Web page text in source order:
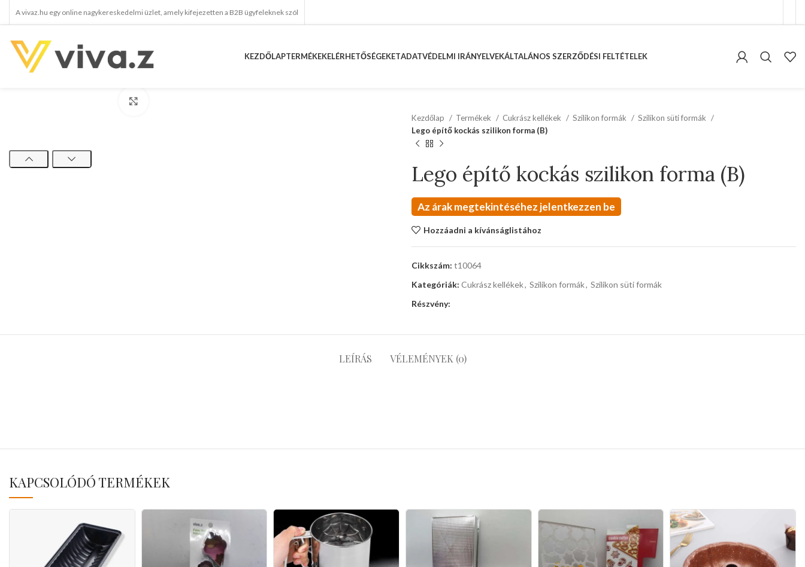
A vivaz.hu egy online nagykereskedelmi üzlet, amely kifejezetten a B2B ügyfeleknek szól
KEZDŐLAPTERMÉKEKELÉRHETŐSÉGEKETADATVÉDELMI IRÁNYELVEKÁLTALÁNOS SZERZŐDÉSI FELTÉTELEK
Kezdőlap
Termékek Cukrász kellékek Szilikon formák
Szilikon süti formák
Lego építő kockás szilikon forma (B)
Lego építő kockás szilikon forma (B)
Az árak megtekintéséhez jelentkezzen be
Hozzáadni a kívánságlistához
Cikkszám: t10064
Kategóriák: Cukrász kellékek, Szilikon formák, Szilikon süti formák
Részvény:
LEÍRÁS VÉLEMÉNYEK (0)
KAPCSOLÓDÓ TERMÉKEK